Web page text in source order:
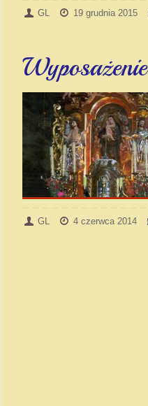
GL 19 grudnia 2015
Wyposażenie
GL 4 czerwca 2014